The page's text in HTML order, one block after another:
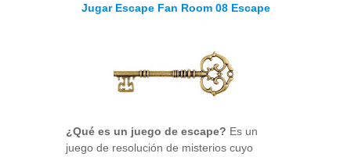
Jugar Escape Fan Room 08 Escape
¿Qué es un juego de escape? Es un
juego de resolución de misterios cuyo